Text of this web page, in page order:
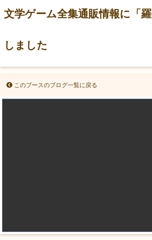
文学ゲーム全集通販情報に「
しました
このブースのブログ一覧に戻る